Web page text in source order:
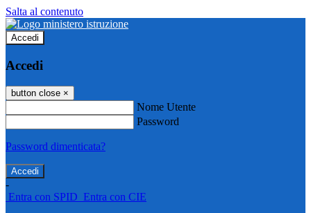
Salta al contenuto
Accedi
Accedi
button close ×
Nome Utente
Password
Password dimenticata?
-
Entra con SPID Entra con CIE